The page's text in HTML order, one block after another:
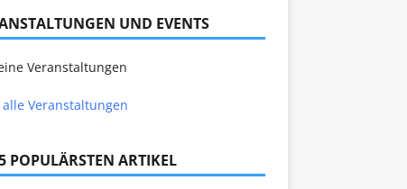
UND EVENTS
Veranstaltungen
alle Veranstaltungen
POPULÄRSTEN ARTIKEL